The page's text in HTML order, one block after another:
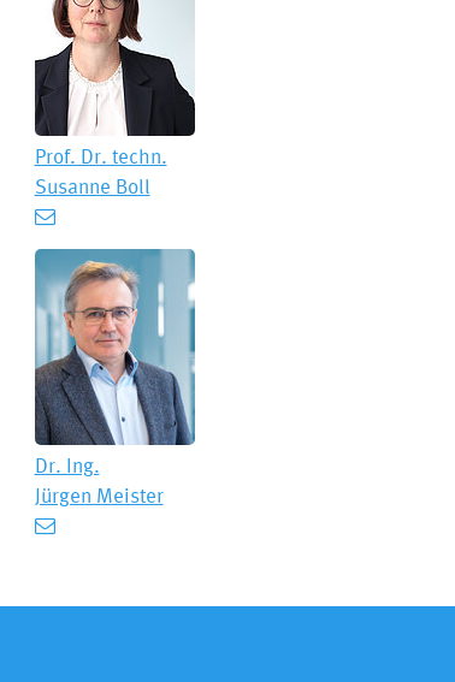
Prof. Dr. techn.
Susanne Boll
Dr. Ing.
Jürgen Meister